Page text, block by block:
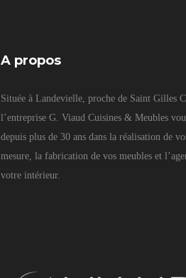
A propos
Située à Landevielle, proche de Saint Gilles
l’entreprise G. Viaud Cuisines & Meubles
depuis plus de 30 ans dans la réalisation de
mesure, la fabrication de vos meubles et
votre intérieur.